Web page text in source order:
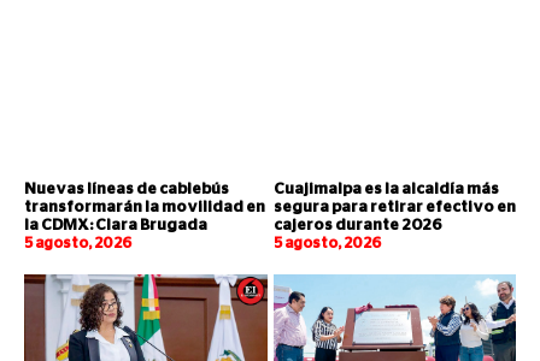
Nuevas líneas de cablebús
transformarán la movilidad en
la CDMX: Clara Brugada
5 agosto, 2026
Cuajimalpa es la alcaldía más
segura para retirar efectivo en
cajeros durante 2026
5 agosto, 2026